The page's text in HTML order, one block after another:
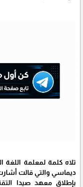
تلاه كلمة لمعلمة
ديماسي والتي قالت
بإطلاق معهد صيدا